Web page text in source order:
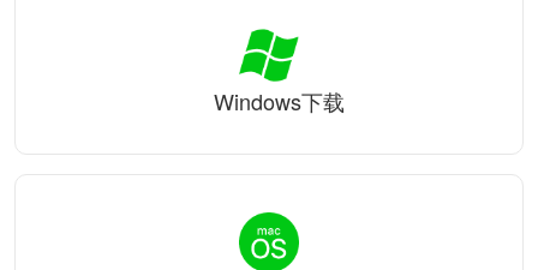
Windows下载